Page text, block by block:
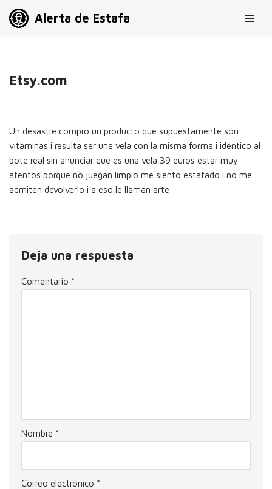
Alerta de Estafa
Etsy.com
Un desastre compro un producto que supuestamente son
vitaminas i resulta ser una vela con la misma forma i idéntico al
bote real sin anunciar que es una vela 39 euros estar muy
atentos porque no juegan limpio me siento estafado i no me
admiten devolverlo i a eso le llaman arte
Deja una respuesta
Comentario *
Nombre *
Correo electrónico *